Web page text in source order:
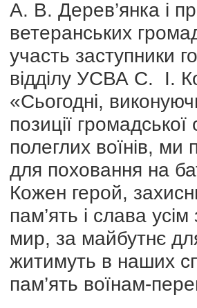
А. В. Дерев’янка і
ветеранських
участь заступники
відділу УСВА С. І.
«Сьогодні,
позиції громадської
полеглих воїнів, ми
для поховання на
Кожен герой,
пам’ять і слава
мир, за майбутнє
житимуть в наших
пам’ять воїнам-